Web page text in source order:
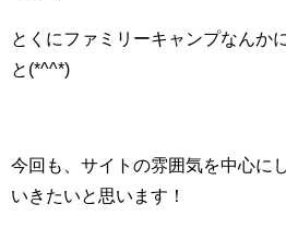
とくにファミリーキャンプなんか
と(*^^*)
今回も、サイトの雰囲気を中心に
いきたいと思います！